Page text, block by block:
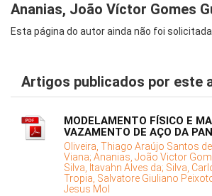
Ananias, João Víctor Gomes
Esta página do autor ainda não foi
Artigos publicados por este
MODELAMENTO FÍSICO E
VAZAMENTO DE AÇO DA
Oliveira, Thiago Araújo Santos
Viana; Ananias, João Victor
Silva, Itavahn Alves da; Silva,
Tropia, Salvatore Giuliano
Jesus Mol